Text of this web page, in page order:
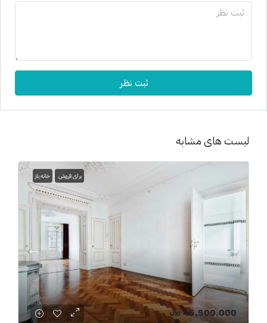
ثبت نظر
لیست های مشابه
برای فروش خانه باز
45,500,000 ﷼